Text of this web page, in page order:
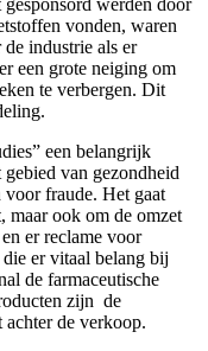
werden door
vonden, waren
industrie als er
een grote neiging om
te verbergen. Dit
een belangrijk
van gezondheid
fraude. Het gaat
maar ook om de omzet
er reclame voor
er vitaal belang bij
de farmaceutische
zijn de
de verkoop.